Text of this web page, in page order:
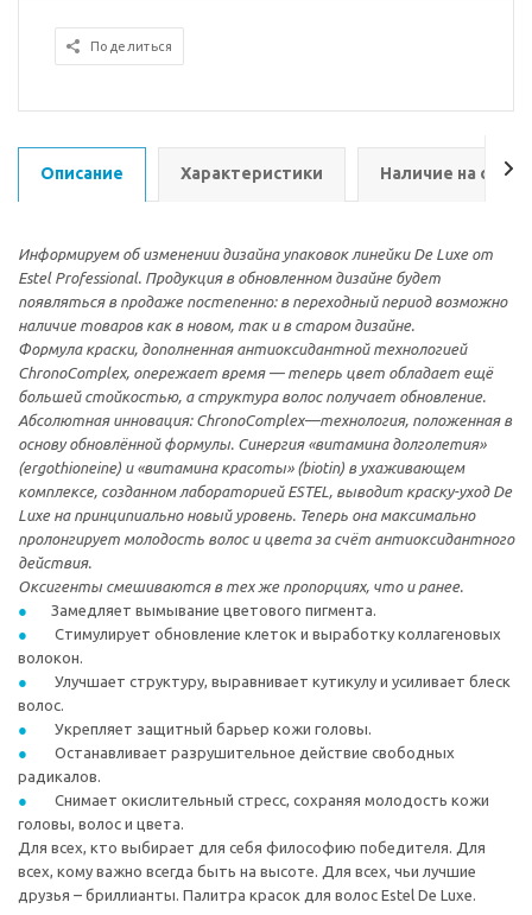
Поделиться
Описание Характеристики Наличие на
Информируем об изменении дизайна упаковок линейки De Luxe от
Estel Professional. Продукция в обновленном дизайне будет
появляться в продаже постепенно: в переходный период возможно
наличие товаров как в новом, так и в старом дизайне.
Формула краски, дополненная антиоксидантной технологией
ChronoComplex, опережает время — теперь цвет обладает ещё
большей стойкостью, а структура волос получает обновление.
Абсолютная инновация: ChronoComplex—технология, положенная в
основу обновлённой формулы. Синергия «витамина долголетия»
(ergothioneine) и «витамина красоты» (biotin) в ухаживающем
комплексе, созданном лабораторией ESTEL, выводит краску-уход De
Luxe на принципиально новый уровень. Теперь она максимально
пролонгирует молодость волос и цвета за счёт антиоксидантного
действия.
Оксигенты смешиваются в тех же пропорциях, что и ранее.
Замедляет вымывание цветового пигмента.
Стимулирует обновление клеток и выработку коллагеновых
волокон.
Улучшает структуру, выравнивает кутикулу и усиливает блеск
волос.
Укрепляет защитный барьер кожи головы.
Останавливает разрушительное действие свободных
радикалов.
Снимает окислительный стресс, сохраняя молодость кожи
головы, волос и цвета.
Для всех, кто выбирает для себя философию победителя. Для
всех, кому важно всегда быть на высоте. Для всех, чьи лучшие
друзья – бриллианты. Палитра красок для волос Estel De Luxe.